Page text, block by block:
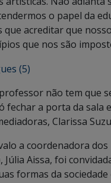
o papel da
que acreditar que
que nos são
não tem que
fechar a porta da sala
Clarissa
a coordenadora
Júlia Aissa, foi
formas da